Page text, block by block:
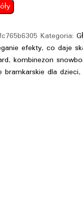
Kategoria:
efekty, co daje
, kombinezon
bramkarskie dla dzieci,